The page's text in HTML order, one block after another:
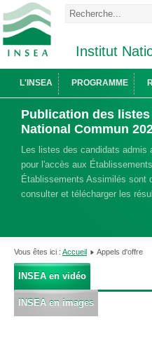
Institut
L'INSEA PROGRAMME
Publication des
National Commun
Les listes des candidats admis
pour l'accès aux
Établissements Assimilés sont
consulter et télécharger les
Vous êtes ici : Accueil Appels d'offre
INSEA en vidéo
INSEA en images